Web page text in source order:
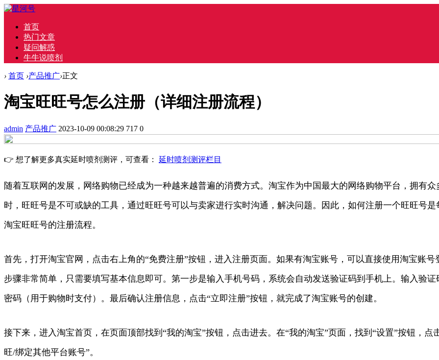
首页
热门文章
疑问解惑
牛牛说喷剂
› 首页 ›产品推广›正文
淘宝旺旺号怎么注册（详细注册流程）
admin 产品推广 2023-10-09 00:08:29 717 0
👉 想了解更多真实延时喷剂测评，可查看： 延时喷剂测评栏目
随着互联网的发展，网络购物已经成为一种越来越普遍的消费方式。淘宝作为中国最大的网络购物平台，拥有
时，旺旺号是不可或缺的工具，通过旺旺号可以与卖家进行实时沟通，解决问题。因此，如何注册一个旺旺号
淘宝旺旺号的注册流程。
首先，打开淘宝官网，点击右上角的“免费注册”按钮，进入注册页面。如果有淘宝账号，可以直接使用淘宝账
步骤非常简单，只需要填写基本信息即可。第一步是输入手机号码，系统会自动发送验证码到手机上。输入验
密码（用于购物时支付）。最后确认注册信息，点击“立即注册”按钮，就完成了淘宝账号的创建。
接下来，进入淘宝首页，在页面顶部找到“我的淘宝”按钮，点击进去。在“我的淘宝”页面，找到“设置”按钮，
旺/绑定其他平台账号”。